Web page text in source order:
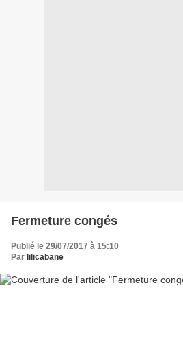
Fermeture congés
Publié le 29/07/2017 à 15:10
Par lilicabane